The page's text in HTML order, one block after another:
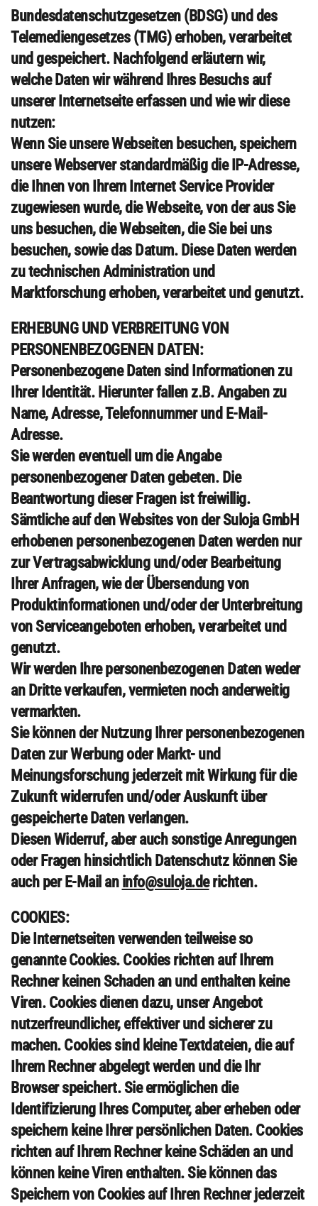
Bundesdatenschutzgesetzen (BDSG) und des
Telemediengesetzes (TMG) erhoben, verarbeitet
und gespeichert. Nachfolgend erläutern wir,
welche Daten wir während Ihres Besuchs auf
unserer Internetseite erfassen und wie wir diese
nutzen:
Wenn Sie unsere Webseiten besuchen, speichern
unsere Webserver standardmäßig die IP-Adresse,
die Ihnen von Ihrem Internet Service Provider
zugewiesen wurde, die Webseite, von der aus Sie
uns besuchen, die Webseiten, die Sie bei uns
besuchen, sowie das Datum. Diese Daten werden
zu technischen Administration und
Marktforschung erhoben, verarbeitet und genutzt.
ERHEBUNG UND VERBREITUNG VON
PERSONENBEZOGENEN DATEN:
Personenbezogene Daten sind Informationen zu
Ihrer Identität. Hierunter fallen z.B. Angaben zu
Name, Adresse, Telefonnummer und E-Mail-
Adresse.
Sie werden eventuell um die Angabe
personenbezogener Daten gebeten. Die
Beantwortung dieser Fragen ist freiwillig.
Sämtliche auf den Websites von der Suloja GmbH
erhobenen personenbezogenen Daten werden nur
zur Vertragsabwicklung und/oder Bearbeitung
Ihrer Anfragen, wie der Übersendung von
Produktinformationen und/oder der Unterbreitung
von Serviceangeboten erhoben, verarbeitet und
genutzt.
Wir werden Ihre personenbezogenen Daten weder
an Dritte verkaufen, vermieten noch anderweitig
vermarkten.
Sie können der Nutzung Ihrer personenbezogenen
Daten zur Werbung oder Markt- und
Meinungsforschung jederzeit mit Wirkung für die
Zukunft widerrufen und/oder Auskunft über
gespeicherte Daten verlangen.
Diesen Widerruf, aber auch sonstige Anregungen
oder Fragen hinsichtlich Datenschutz können Sie
auch per E-Mail an info@suloja.derichten.
COOKIES:
Die Internetseiten verwenden teilweise so
genannte Cookies. Cookies richten auf Ihrem
Rechner keinen Schaden an und enthalten keine
Viren. Cookies dienen dazu, unser Angebot
nutzerfreundlicher, effektiver und sicherer zu
machen. Cookies sind kleine Textdateien, die auf
Ihrem Rechner abgelegt werden und die Ihr
Browser speichert. Sie ermöglichen die
Identifizierung Ihres Computer, aber erheben oder
speichern keine Ihrer persönlichen Daten. Cookies
richten auf Ihrem Rechner keine Schäden an und
können keine Viren enthalten. Sie können das
Speichern von Cookies auf Ihren Rechner jederzeit